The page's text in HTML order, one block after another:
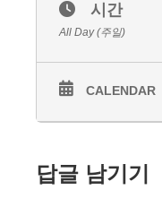
시간
All Day (주일)
CALENDAR
답글 남기기